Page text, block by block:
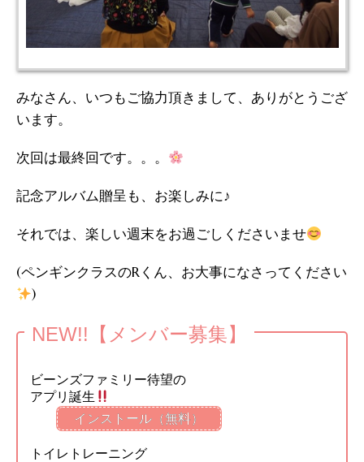
みなさん、いつもご協力頂きまして、ありがとうござ
います。
次回は最終回です。。。
記念アルバム贈呈も、お楽しみに♪
それでは、楽しい週末をお過ごしくださいませ
(ペンギンクラスのRくん、お大事になさってください
)
NEW!!【メンバー募集】
ビーンズファミリー待望の
アプリ誕生
インストール（無料）
トイレトレーニング